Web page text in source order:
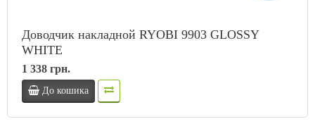
Доводчик накладной RYOBI 9903 GLOSSY
WHITE
1 338 грн.
До кошика